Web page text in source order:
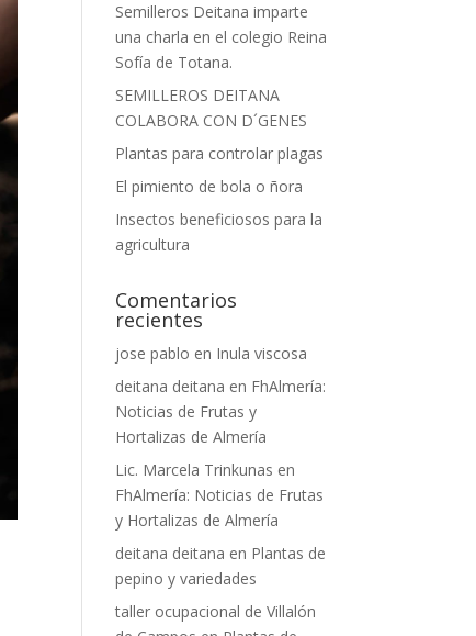
Semilleros Deitana imparte
una charla en el colegio Reina
Sofía de Totana.
SEMILLEROS DEITANA
COLABORA CON D´GENES
Plantas para controlar plagas
El pimiento de bola o ñora
Insectos beneficiosos para la
agricultura
Comentarios
recientes
jose pablo en Inula viscosa
deitana deitana en FhAlmería:
Noticias de Frutas y
Hortalizas de Almería
Lic. Marcela Trinkunas en
FhAlmería: Noticias de Frutas
y Hortalizas de Almería
deitana deitana en Plantas de
pepino y variedades
taller ocupacional de Villalón